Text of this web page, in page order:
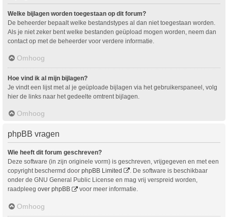
Welke bijlagen worden toegestaan op dit forum?
De beheerder bepaalt welke bestandstypes al dan niet toegestaan worden.
Als je niet zeker bent welke bestanden geüpload mogen worden, neem dan
contact op met de beheerder voor verdere informatie.
Omhoog
Hoe vind ik al mijn bijlagen?
Je vindt een lijst met al je geüploade bijlagen via het gebruikerspaneel, volg
hier de links naar het gedeelte omtrent bijlagen.
Omhoog
phpBB vragen
Wie heeft dit forum geschreven?
Deze software (in zijn originele vorm) is geschreven, vrijgegeven en met een
copyright beschermd door phpBB Limited
. De software is beschikbaar
onder de GNU General Public License en mag vrij verspreid worden,
raadpleeg over phpBB voor meer informatie.
Omhoog